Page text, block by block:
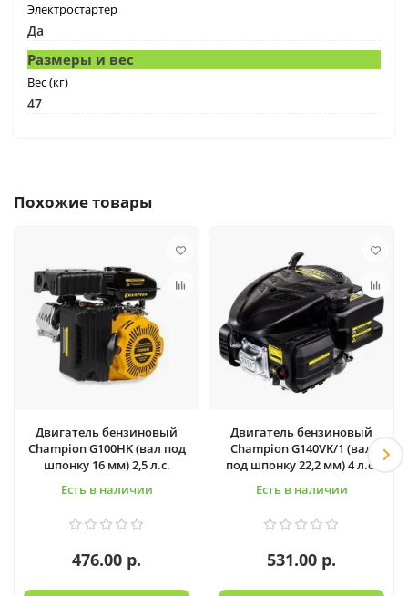
Электростартер
Да
Размеры и вес
Вес (кг)
47
Похожие товары
Двигатель бензиновый
Champion G100HK (вал под
шпонку 16 мм) 2,5 л.с.
Есть в наличии
476.00 р.
Двигатель бензиновый
Champion G140VK/1 (вал
под шпонку 22,2 мм) 4 л.с.
Есть в наличии
531.00 р.